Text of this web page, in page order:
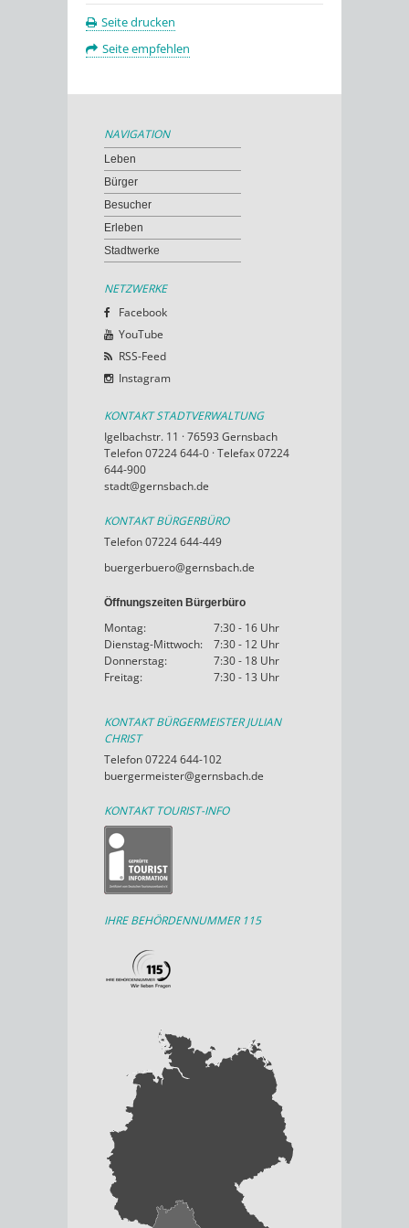
Seite drucken
Seite empfehlen
NAVIGATION
Leben
Bürger
Besucher
Erleben
Stadtwerke
NETZWERKE
Facebook
YouTube
RSS-Feed
Instagram
KONTAKT STADTVERWALTUNG
Igelbachstr. 11 · 76593 Gernsbach
Telefon 07224 644-0 · Telefax 07224
644-900
stadt@gernsbach.de
KONTAKT BÜRGERBÜRO
Telefon 07224 644-449
buergerbuero@gernsbach.de
Öffnungszeiten Bürgerbüro
Montag:
7:30 - 16 Uhr
Dienstag-Mittwoch:
7:30 - 12 Uhr
Donnerstag:
7:30 - 18 Uhr
Freitag:
7:30 - 13 Uhr
KONTAKT BÜRGERMEISTER JULIAN
CHRIST
Telefon 07224 644-102
buergermeister@gernsbach.de
KONTAKT TOURIST-INFO
IHRE BEHÖRDENNUMMER 115